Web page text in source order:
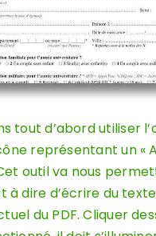
tout d’abord utiliser
représentant un «
outil va nous
à dire d’écrire du
du PDF. Cliquer